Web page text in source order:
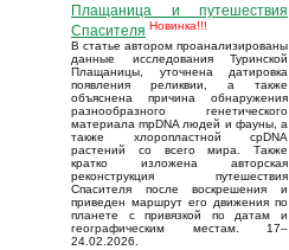
Плащаница и путешествия
Спасителя Новинка!!!
В статье автором проанализированы
данные исследования Туринской
Плащаницы, уточнена датировка
появления реликвии, а также
объяснена причина обнаружения
разнообразного генетического
материала mpDNA людей и фауны, а
также хлоропластной cpDNA
растений со всего мира. Также
кратко изложена авторская
реконструкция путешествия
Спасителя после воскрешения и
приведен маршрут его движения по
планете с привязкой по датам и
географическим местам. 17–
24.02.2026.